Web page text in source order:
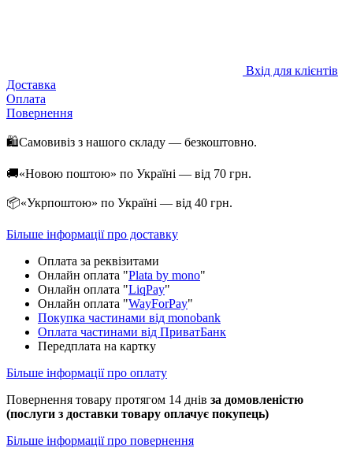
Вхід для клієнтів
Доставка
Оплата
Повернення
🛍️Самовивіз з нашого складу — безкоштовно.
🚚«Новою поштою» по Україні — від 70 грн.
📦«Укрпоштою» по Україні — від 40 грн.
Більше інформації про доставку
Оплата за реквізитами
Онлайн оплата "Plata by mono"
Онлайн оплата "LiqPay"
Онлайн оплата "WayForPay"
Покупка частинами від monobank
Оплата частинами від ПриватБанк
Передплата на картку
Більше інформації про оплату
Повернення товару протягом 14 днів за домовленістю
(послуги з доставки товару оплачує покупець)
Більше інформації про повернення